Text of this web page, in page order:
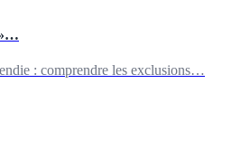
»…
: comprendre les exclusions…